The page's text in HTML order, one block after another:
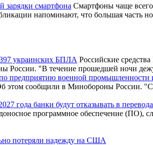
зарядки смартфона Смартфоны чаще
напоминают, что большая часть
украинских БПЛА Российские
России. "В течение прошедшей ночи
предприятию военной
этом сообщили в Минобороны России.
года банки будут отказывать в
программное обеспечение (ПО),
потеряли надежду на США